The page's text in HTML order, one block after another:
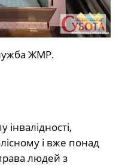
ЖМР.
інвалідності,
і вже понад
людей з